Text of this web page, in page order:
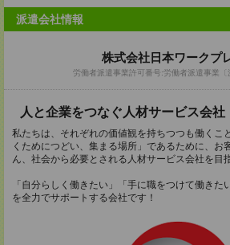
派遣会社情報
株式会社日本ワークプ
労働者派遣事業許可番号:労働者派遣事業〔
人と企業をつなぐ人材サービス会社
私たちは、それぞれの価値観を持ちつつも働くこ
くためにつどい、集まる場所」であるために、お
ん、社会から必要とされる人材サービス会社を目
「自分らしく働きたい」「手に職をつけて働きた
を全力でサポートする会社です！